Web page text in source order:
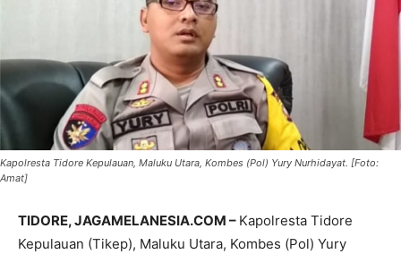
Kapolresta Tidore Kepulauan, Maluku Utara, Kombes (Pol) Yury Nurhidayat. [Foto:
Amat]
TIDORE, JAGAMELANESIA.COM – Kapolresta Tidore
Kepulauan (Tikep), Maluku Utara, Kombes (Pol) Yury